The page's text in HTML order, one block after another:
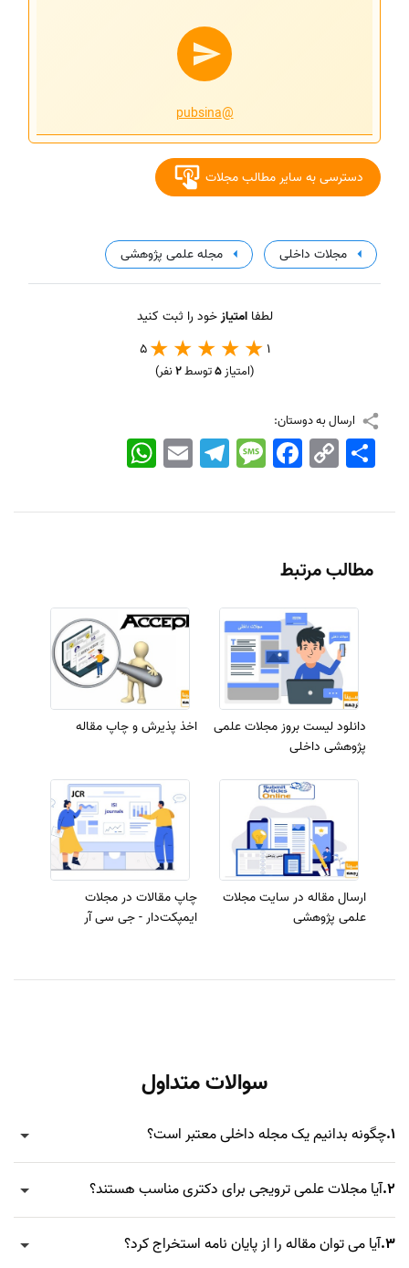
@pubsina
دسترسی به سایر مطالب مجلات
مجلات داخلی مجله علمی پژوهشی
لطفاامتیازخود را ثبت کنید
1
5
(امتیاز5توسط2نفر)
ارسال به دوستان:
WhatsApp EmailTelegramMessageFacebook Copy
Link
اشتراک
مطالب مرتبط
دانلود لیست بروز مجلات علمی
پژوهشی داخلی
اخذ پذیرش و چاپ مقاله
ارسال مقاله در سایت مجلات
علمی پژوهشی
چاپ مقالات در مجلات
ایمپکت‌دار - جی سی آر
سوالات متداول
1.چگونه بدانیم یک مجله داخلی معتبر است؟
2.آیا مجلات علمی ترویجی برای دکتری مناسب هستند؟
3.آیا می توان مقاله را از پایان نامه استخراج کرد؟